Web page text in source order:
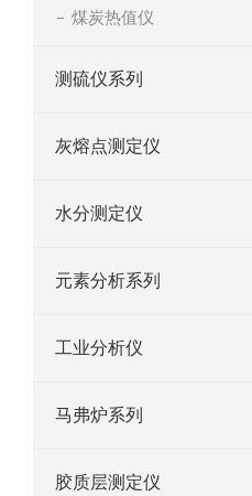
煤炭热值仪
测硫仪系列
灰熔点测定仪
水分测定仪
元素分析系列
工业分析仪
马弗炉系列
胶质层测定仪